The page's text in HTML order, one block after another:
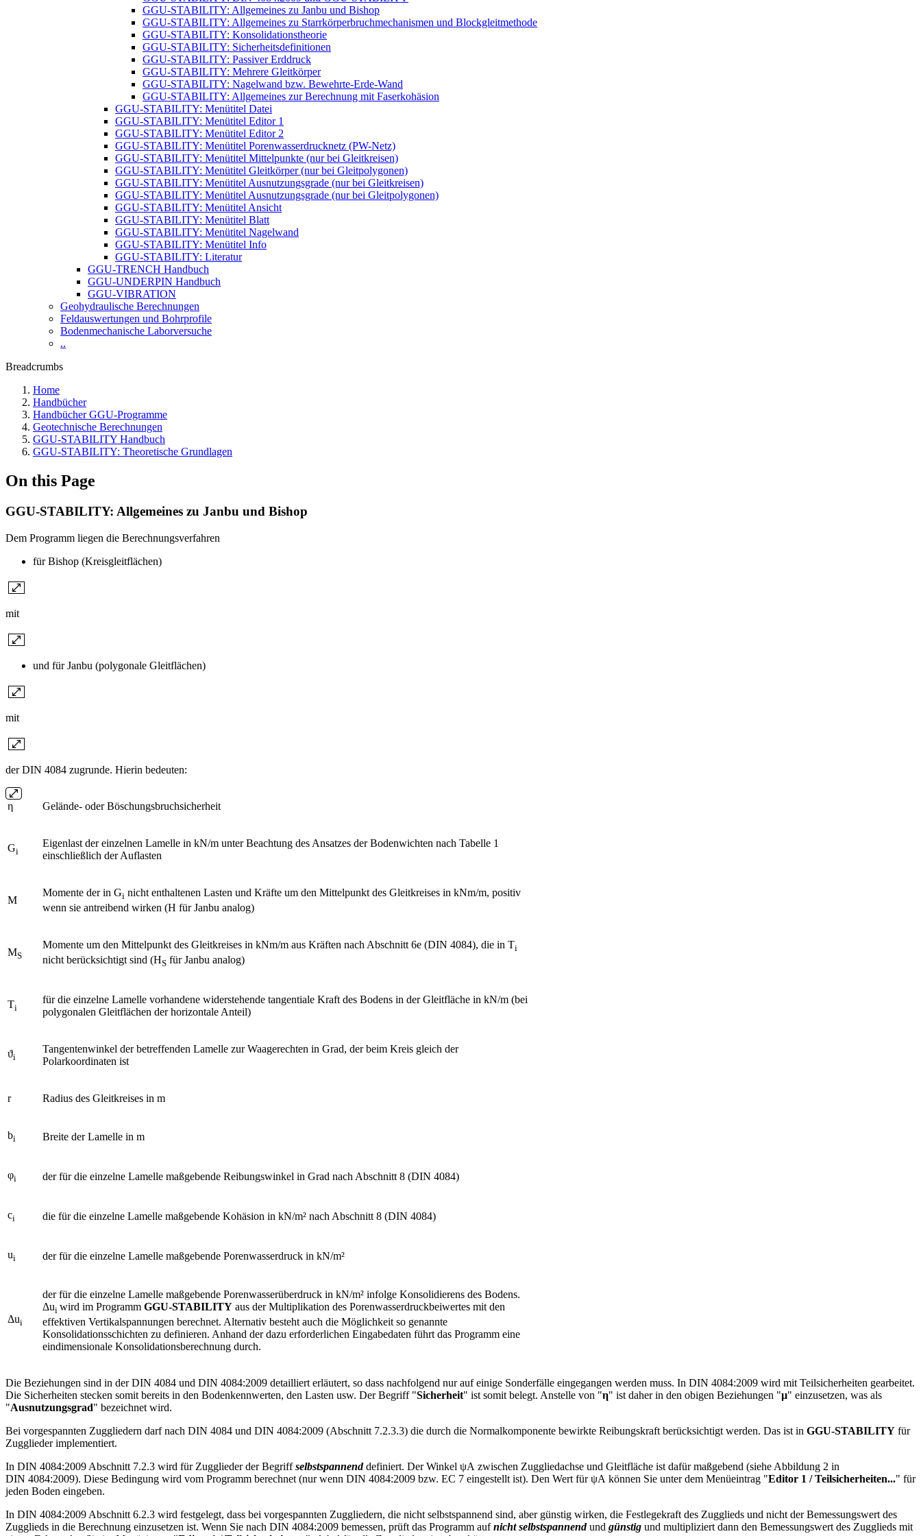
GGU-STABILITY: Allgemeines zu Janbu und Bishop
GGU-STABILITY: ​Allgemeines zu Starrkörperbruchmechanismen und Blockgleitmethode
GGU-STABILITY: ​Konsolidationstheorie
GGU-STABILITY: Sicherheitsdefinitionen
GGU-STABILITY: Passiver Erddruck
GGU-STABILITY: Mehrere Gleitkörper
GGU-STABILITY: Nagelwand bzw. Bewehrte-Erde-Wand
GGU-STABILITY: ​Allgemeines zur Berechnung mit Faserkohäsion
GGU-STABILITY: Menütitel Datei
GGU-STABILITY: Menütitel Editor 1
GGU-STABILITY: Menütitel Editor 2
GGU-STABILITY: Menütitel Porenwasserdrucknetz (PW-Netz)
GGU-STABILITY: Menütitel Mittelpunkte (nur bei Gleitkreisen)
GGU-STABILITY: Menütitel Gleitkörper (nur bei Gleitpolygonen)
GGU-STABILITY: Menütitel Ausnutzungsgrade (nur bei Gleitkreisen)
GGU-STABILITY: Menütitel Ausnutzungsgrade (nur bei Gleitpolygonen)
GGU-STABILITY: Menütitel Ansicht
GGU-STABILITY: Menütitel Blatt
GGU-STABILITY: Menütitel Nagelwand
GGU-STABILITY: Menütitel Info
GGU-STABILITY: Literatur
GGU-TRENCH Handbuch
GGU-UNDERPIN Handbuch
GGU-VIBRATION
Geohydraulische Berechnungen
Feldauswertungen und Bohrprofile
Bodenmechanische Laborversuche
..
Breadcrumbs
Home
Handbücher
Handbücher GGU-Programme
Geotechnische Berechnungen
GGU-STABILITY Handbuch
GGU-STABILITY: Theoretische Grundlagen
On this Page
GGU-STABILITY: Allgemeines zu Janbu und Bishop
​Dem Programm liegen die Berechnungsverfahren
für Bishop (Kreisgleitflächen)
mit
und für Janbu (polygonale Gleitflächen)
mit
der DIN 4084 zugrunde. Hierin bedeuten:
η Gelände- oder Böschungsbruchsicherheit
Gi
Eigenlast der einzelnen Lamelle in kN/m unter Beachtung des Ansatzes der Bodenwichten nach Tabelle 1
einschließlich der Auflasten
M
Momente der in Gi nicht enthaltenen Lasten und Kräfte um den Mittelpunkt des Gleitkreises in kNm/m, positiv
wenn sie antreibend wirken (H für Janbu analog)
MS
Momente um den Mittelpunkt des Gleitkreises in kNm/m aus Kräften nach Abschnitt 6e (DIN 4084), die in Ti
nicht berücksichtigt sind (HS für Janbu analog)
Ti
für die einzelne Lamelle vorhandene widerstehende tangentiale Kraft des Bodens in der Gleitfläche in kN/m (bei
polygonalen Gleitflächen der horizontale Anteil)
ϑi
Tangentenwinkel der betreffenden Lamelle zur Waagerechten in Grad, der beim Kreis gleich der
Polarkoordinaten ist
r Radius des Gleitkreises in m
bi Breite der Lamelle in m
φi der für die einzelne Lamelle maßgebende Reibungswinkel in Grad nach Abschnitt 8 (DIN 4084)
ci die für die einzelne Lamelle maßgebende Kohäsion in kN/m² nach Abschnitt 8 (DIN 4084)
ui der für die einzelne Lamelle maßgebende Porenwasserdruck in kN/m²
Δui
der für die einzelne Lamelle maßgebende Porenwasserüberdruck in kN/m² infolge Konsolidierens des Bodens.
Δui wird im Programm GGU-STABILITY aus der Multiplikation des Porenwasserdruckbeiwertes mit den
effektiven Vertikalspannungen berechnet. Alternativ besteht auch die Möglichkeit so genannte
Konsolidationsschichten zu definieren. Anhand der dazu erforderlichen Eingabedaten führt das Programm eine
eindimensionale Konsolidationsberechnung durch.
Die Beziehungen sind in der DIN 4084 und DIN 4084:2009 detailliert erläutert, so dass nachfolgend nur auf einige Sonderfälle eingegangen werden muss. In DIN 4084:2009 wird mit Teilsicherheiten gearbeitet.
Die Sicherheiten stecken somit bereits in den Bodenkennwerten, den Lasten usw. Der Begriff "Sicherheit" ist somit belegt. Anstelle von "η" ist daher in den obigen Beziehungen "µ" einzusetzen, was als
"Ausnutzungsgrad" bezeichnet wird.
Bei vorgespannten Zuggliedern darf nach DIN 4084 und DIN 4084:2009 (Abschnitt 7.2.3.3) die durch die Normalkomponente bewirkte Reibungskraft berücksichtigt werden. Das ist in GGU-STABILITY für
Zugglieder implementiert.
In DIN 4084:2009 Abschnitt 7.2.3 wird für Zugglieder der Begriffselbstspannenddefiniert. Der Winkel ψA zwischen Zuggliedachse und Gleitfläche ist dafür maßgebend (siehe Abbildung 2 in
DIN 4084:2009). Diese Bedingung wird vom Programm berechnet (nur wenn DIN 4084:2009 bzw. EC 7 eingestellt ist). Den Wert für ψA können Sie unter dem Menüeintrag "Editor 1 / Teilsicherheiten..." für
jeden Boden eingeben.
In DIN 4084:2009 Abschnitt 6.2.3 wird festgelegt, dass bei vorgespannten Zuggliedern, die nicht selbstspannend sind, aber günstig wirken, die Festlegekraft des Zugglieds und nicht der Bemessungswert des
Zugglieds in die Berechnung einzusetzen ist. Wenn Sie nach DIN 4084:2009 bemessen, prüft das Programm aufnicht selbstspannendund günstig und multipliziert dann den Bemessungswert des Zugglieds mit